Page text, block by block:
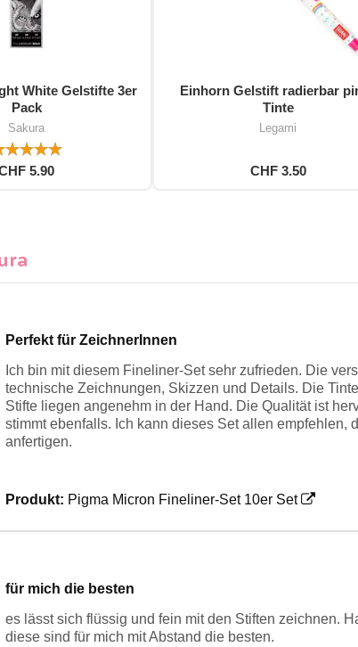
White Gelstifte 3er
Pack
Sakura
5.90
Einhorn Gelstift radierbar
Tinte
Legami
CHF 3.50
Perfekt für ZeichnerInnen
Ich bin mit diesem Fineliner-Set sehr zufrieden. Die
technische Zeichnungen, Skizzen und Details. Die
Stifte liegen angenehm in der Hand. Die Qualität ist
stimmt ebenfalls. Ich kann dieses Set allen empfehlen,
anfertigen.
Produkt: Pigma Micron Fineliner-Set 10er Set
für mich die besten
es lässt sich flüssig und fein mit den Stiften zeichnen.
diese sind für mich mit Abstand die besten.